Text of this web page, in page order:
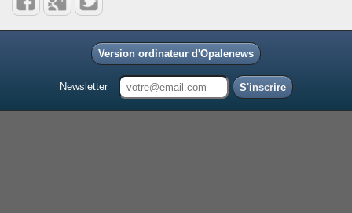
Version ordinateur d'Opalenews
Newsletter S'inscrire